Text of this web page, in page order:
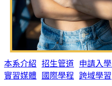
本系介紹 招生管道 申請入
實習媒體
國際學程 跨域學習